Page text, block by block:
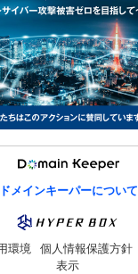
ドメインキーパーについて
環境 個人情報保護方針
表示